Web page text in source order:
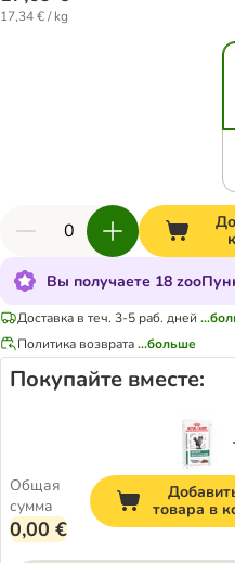
17,34 € / kg
Вы получаете 18
Доставка в теч. 3-5 раб. дней
Политика возврата...больше
Покупайте вместе:
Общая
сумма
0,00 €
товара в